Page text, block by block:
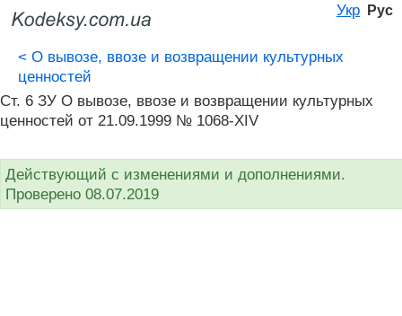
Укр Рус
< О вывозе, ввозе и возвращении культурных
ценностей
Ст. 6 ЗУ О вывозе, ввозе и возвращении культурных
ценностей от 21.09.1999 № 1068-XIV
Действующий с изменениями и дополнениями.
Проверено 08.07.2019